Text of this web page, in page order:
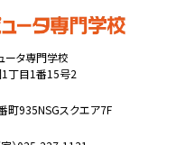
タ専門学校
1丁目1番15号2
935NSGスクエア7F